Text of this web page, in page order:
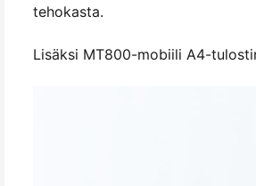
tehokasta.
Lisäksi MT800-mobiili A4-